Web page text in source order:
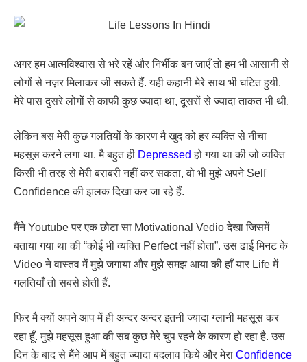
अगर हम आत्मविश्वास से भरे रहें और निर्भीक बन जाएँ तो हम भी आसानी से
लोगों से नज़र मिलाकर जी सकते हैं. यही कहानी मेरे साथ भी घटित हुयी.
मेरे पास दुसरे लोगों से काफी कुछ ज्यादा था, दूसरों से ज्यादा ताकत भी थी.
लेकिन बस मेरी कुछ गलतियों के कारण मै खुद को हर व्यक्ति से नीचा
महसूस करने लगा था. मै बहुत ही Depressed हो गया था की जो व्यक्ति
किसी भी तरह से मेरी बराबरी नहीं कर सकता, वो भी मुझे अपने Self
Confidence की झलक दिखा कर जा रहे हैं.
मैंने Youtube पर एक छोटा सा Motivational Vedio देखा जिसमें
बताया गया था की “कोई भी व्यक्ति Perfect नहीं होता”. उस ढाई मिनट के
Video ने वास्तव में मुझे जगाया और मुझे समझ आया की हाँ यार Life में
गलतियाँ तो सबसे होती हैं.
फिर मै क्यों अपने आप में ही अन्दर अन्दर इतनी ज्यादा ग्लानी महसूस कर
रहा हूँ. मुझे महसूस हुआ की सब कुछ मेरे चुप रहने के कारण हो रहा है. उस
दिन के बाद से मैंने आप में बहुत ज्यादा बदलाव किये और मेरा Confidence